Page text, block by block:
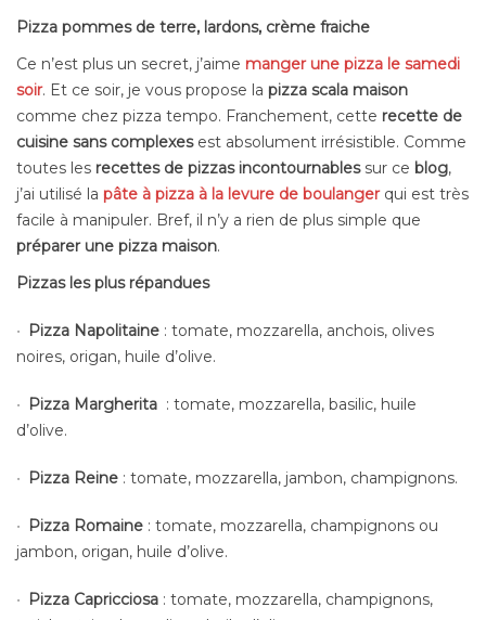
Pizza pommes de terre, lardons, crème fraiche
Ce n’est plus un secret, j’aime manger une pizza le samedi
soir. Et ce soir, je vous propose la pizza scala maison
comme chez pizza tempo. Franchement, cette recette de
cuisine sans complexesest absolument irrésistible. Comme
toutes les recettes de pizzas incontournablessur ce blog,
j’ai utilisé la pâte à pizza à la levure de boulangerqui est très
facile à manipuler. Bref, il n’y a rien de plus simple que
préparer une pizza maison.
Pizzas les plus répandues
Pizza Napolitaine : tomate, mozzarella, anchois, olives
noires, origan, huile d’olive.
Pizza Margherita : tomate, mozzarella, basilic, huile
d’olive.
Pizza Reine : tomate, mozzarella, jambon, champignons.
Pizza Romaine : tomate, mozzarella, champignons ou
jambon, origan, huile d’olive.
Pizza Capricciosa : tomate, mozzarella, champignons,